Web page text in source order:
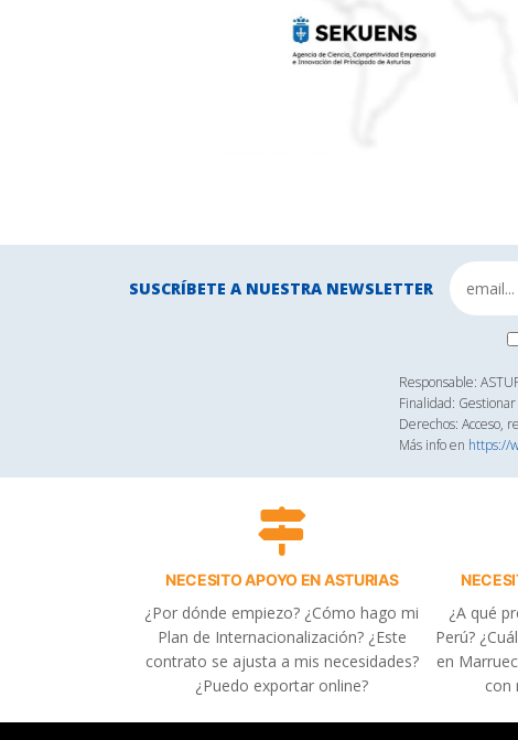
SUSCRÍBETE A NUESTRA NEWSLETTER
Responsable:
Finalidad:
Derechos: Acceso,
Más info en https://
NECESITO APOYO EN ASTURIAS
¿Por dónde empiezo? ¿Cómo hago mi
Plan de Internacionalización? ¿Este
contrato se ajusta a mis necesidades?
¿Puedo exportar online?
¿A qué
Perú?
en
con